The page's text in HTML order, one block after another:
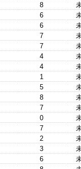
8
6
6
7
7
4
4
1
5
8
7
0
7
2
3
6